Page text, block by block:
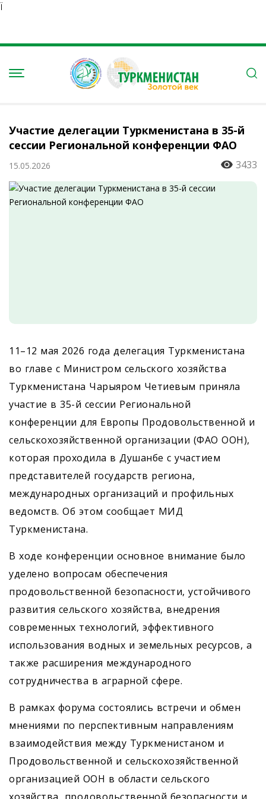
Ï
Участие делегации Туркменистана в 35-й
сессии Региональной конференции ФАО
15.05.2026 3433
11–12 мая 2026 года делегация Туркменистана
во главе с Министром сельского хозяйства
Туркменистана Чарыяром Четиевым приняла
участие в 35-й сессии Региональной
конференции для Европы Продовольственной и
сельскохозяйственной организации (ФАО ООН),
которая проходила в Душанбе с участием
представителей государств региона,
международных организаций и профильных
ведомств. Об этом сообщает МИД
Туркменистана.
В ходе конференции основное внимание было
уделено вопросам обеспечения
продовольственной безопасности, устойчивого
развития сельского хозяйства, внедрения
современных технологий, эффективного
использования водных и земельных ресурсов, а
также расширения международного
сотрудничества в аграрной сфере.
В рамках форума состоялись встречи и обмен
мнениями по перспективным направлениям
взаимодействия между Туркменистаном и
Продовольственной и сельскохозяйственной
организацией ООН в области сельского